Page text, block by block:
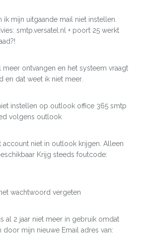
ik mijn uitgaande mail niet instellen.
smtp.versatel.nl + poort 25 werkt
meer ontvangen en het systeem vraagt
en dat weet ik niet meer.
instellen op outlook office 365 smtp
volgens outlook
account niet in outlook krijgen. Alleen
Krijg steeds foutcode:
wachtwoord vergeten
al 2 jaar niet meer in gebruik omdat
door mijn nieuwe Email adres van: